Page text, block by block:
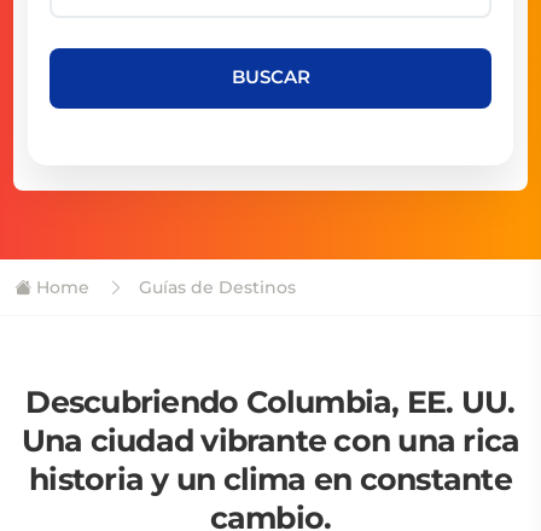
BUSCAR
Home Guías de Destinos
Descubriendo Columbia, EE. UU.
Una ciudad vibrante con una rica
historia y un clima en constante
cambio.